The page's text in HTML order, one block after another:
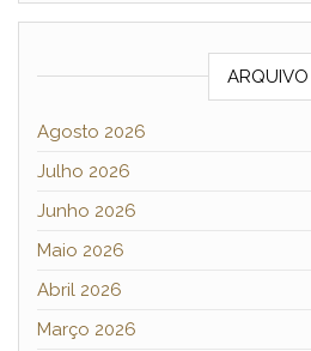
ARQUIVO
Agosto 2026
Julho 2026
Junho 2026
Maio 2026
Abril 2026
Março 2026